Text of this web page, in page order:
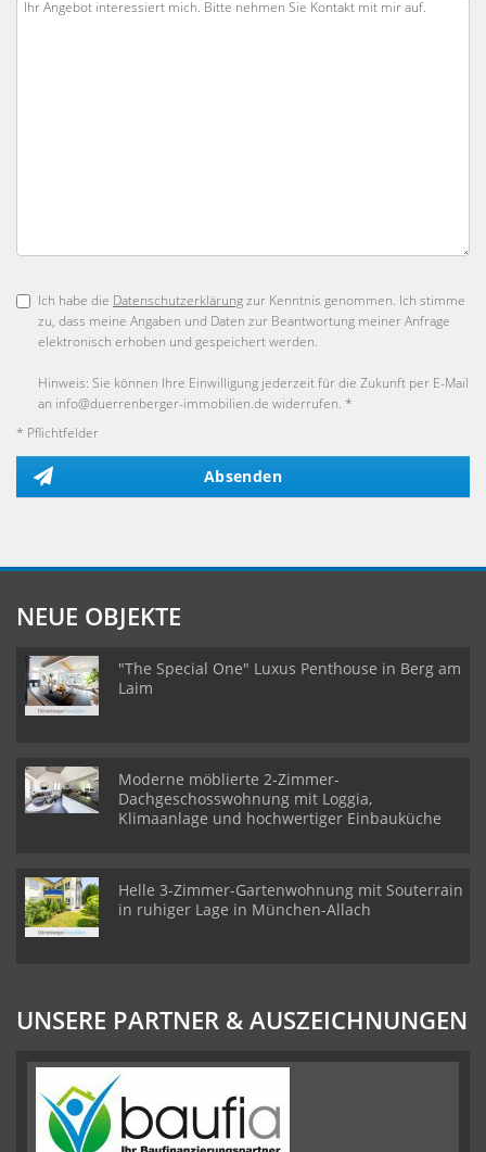
Ich habe die Datenschutzerklärungzur Kenntnis genommen. Ich stimme
zu, dass meine Angaben und Daten zur Beantwortung meiner Anfrage
elektronisch erhoben und gespeichert werden.
Hinweis: Sie können Ihre Einwilligung jederzeit für die Zukunft per E-Mail
an info@duerrenberger-immobilien.de widerrufen. *
* Pflichtfelder
Absenden
NEUE OBJEKTE
"The Special One" Luxus Penthouse in Berg am
Laim
Moderne möblierte 2-Zimmer-
Dachgeschosswohnung mit Loggia,
Klimaanlage und hochwertiger Einbauküche
Helle 3-Zimmer-Gartenwohnung mit Souterrain
in ruhiger Lage in München-Allach
UNSERE PARTNER & AUSZEICHNUNGEN